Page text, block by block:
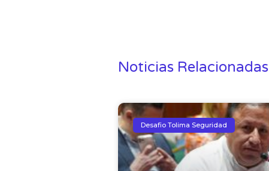
Noticias Relacionadas
Desafio Tolima Seguridad